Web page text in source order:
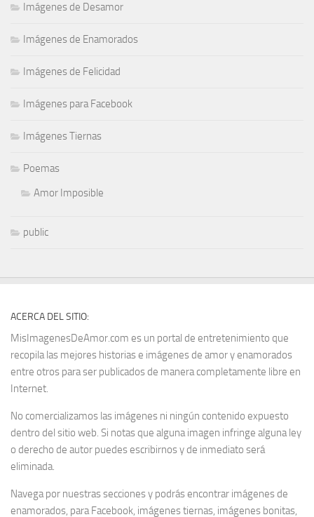
Imágenes de Desamor
Imágenes de Enamorados
Imágenes de Felicidad
Imágenes para Facebook
Imágenes Tiernas
Poemas
Amor Imposible
public
ACERCA DEL SITIO:
MisImagenesDeAmor.com es un portal de entretenimiento que
recopila las mejores historias e imágenes de amor y enamorados
entre otros para ser publicados de manera completamente libre en
Internet.
No comercializamos las imágenes ni ningún contenido expuesto
dentro del sitio web. Si notas que alguna imagen infringe alguna ley
o derecho de autor puedes escribirnos y de inmediato será
eliminada.
Navega por nuestras secciones y podrás encontrar imágenes de
enamorados, para Facebook, imágenes tiernas, imágenes bonitas,